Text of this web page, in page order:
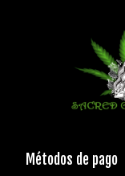
Métodos de pago